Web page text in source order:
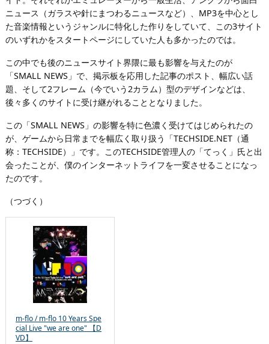
ニュース（ガラスや針にまつわるニュースなど）、MP3を中心とし
た音楽情報というジャンルに特化した作りをしていて、この3サイト
のいずれかをスタートページにしていた人も多かったのでは。
この中でも後のニュースサイト界隈に最も影響を与えたのが
「SMALL NEWS」で、掲示板を応用した記事のポスト、幅広い話
題、そして2フレーム（今でいう2カラム）型のデザインなどは、
後々多くのサイトに受け継がれることとなりました。
この「SMALL NEWS」の影響を特に色濃く受けてはじめられたの
が、ゲームから日常までを幅広く取り扱う「TECHSIDE.NET（通
称：TECHSIDE）」です。このTECHSIDE管理人の「てっく」氏と出
会ったことが、僕のインターネットライフを一変させることになっ
たのです。
（つづく）
m-flo / m-flo 10 Years Spe
cial Live "we are one" 【D
VD】